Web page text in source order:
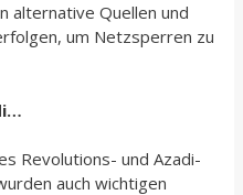
alternative Quellen und
um Netzsperren zu
Revolutions- und Azadi-
auch wichtigen